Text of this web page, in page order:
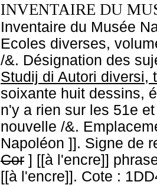
INVENTAIRE DU
Inventaire du Musée
Ecoles diverses,
/&. Désignation des
Studij di Autori diversi,
soixante huit dessins,
n'y a rien sur les 51e
nouvelle /&.
Napoléon ]]. Signe de
Cor ] [[à l'encre]]
[[à l'encre]]. Cote :